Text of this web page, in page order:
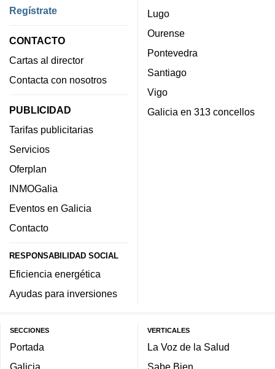
Regístrate
CONTACTO
Cartas al director
Contacta con nosotros
PUBLICIDAD
Tarifas publicitarias
Servicios
Oferplan
INMOGalia
Eventos en Galicia
Contacto
RESPONSABILIDAD SOCIAL
Eficiencia energética
Ayudas para inversiones
Lugo
Ourense
Pontevedra
Santiago
Vigo
Galicia en 313 concellos
SECCIONES
Portada
VERTICALES
La Voz de la Salud